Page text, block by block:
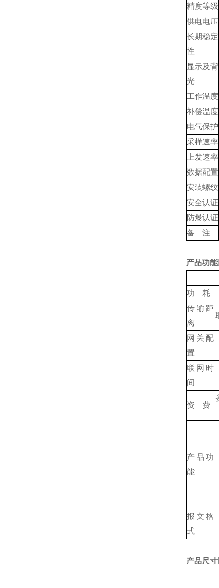
精度等级
供电电压
长期稳定
性
显示及背
光
工作温度
补偿温度
电气保护
采样速率
上发速率
数据配置
安装螺纹
安全认证
防爆认证
备 注
产品功
功 耗
传输距
离
网关配
置
联网时
间
资 费
产品功
能
报文格
式
产品尺寸